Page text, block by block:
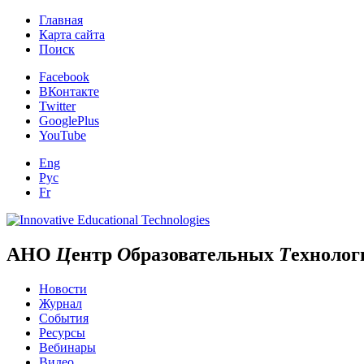
Главная
Карта сайта
Поиск
Facebook
ВКонтакте
Twitter
GooglePlus
YouTube
Eng
Рус
Fr
АНО Центр Образовательных Т
Новости
Журнал
События
Ресурсы
Вебинары